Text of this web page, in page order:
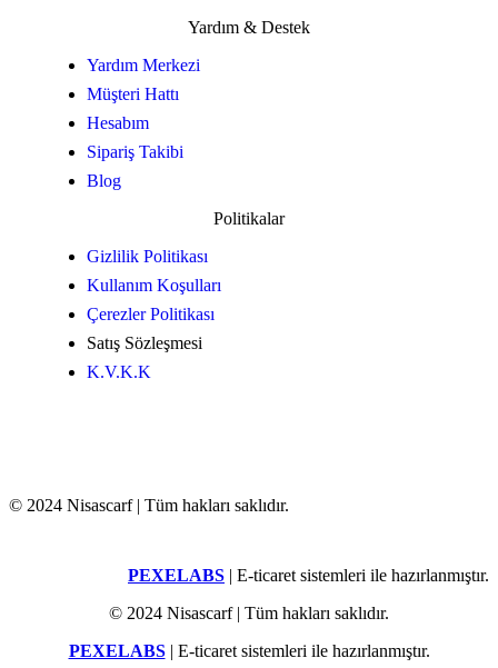
Yardım & Destek
Yardım Merkezi
Müşteri Hattı
Hesabım
Sipariş Takibi
Blog
Politikalar
Gizlilik Politikası
Kullanım Koşulları
Çerezler Politikası
Satış Sözleşmesi
K.V.K.K
© 2024 Nisascarf | Tüm hakları saklıdır.
PEXELABS | E-ticaret sistemleri ile hazırlanmıştır.
© 2024 Nisascarf | Tüm hakları saklıdır.
PEXELABS| E-ticaret sistemleri ile hazırlanmıştır.